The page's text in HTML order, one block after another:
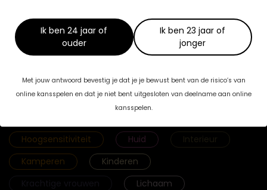
Ik ben 24 jaar of
ouder
Ik ben 23 jaar of
jonger
Met jouw antwoord bevestig je dat je je bewust bent van de risico’s van
online kansspelen en dat je niet bent uitgesloten van deelname aan online
kansspelen.
Fab & Famouz Geld
Gezicht
Hoogsensitiviteit
Huid
Interieur
Kamperen
Kinderen
Lichaam